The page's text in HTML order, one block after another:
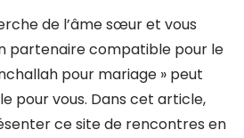
de l’âme sœur et vous
partenaire compatible pour le
pour mariage » peut
pour vous. Dans cet article,
ce site de rencontres en